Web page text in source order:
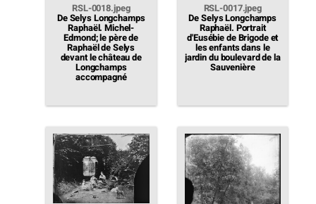
RSL-0018.jpeg
De Selys Longchamps
Raphaël. Michel-
Edmond; le père de
Raphaël de Selys
devant le château de
Longchamps
accompagné
RSL-0017.jpeg
De Selys Longchamps
Raphaël. Portrait
d'Eusébie de Brigode et
les enfants dans le
jardin du boulevard de la
Sauvenière